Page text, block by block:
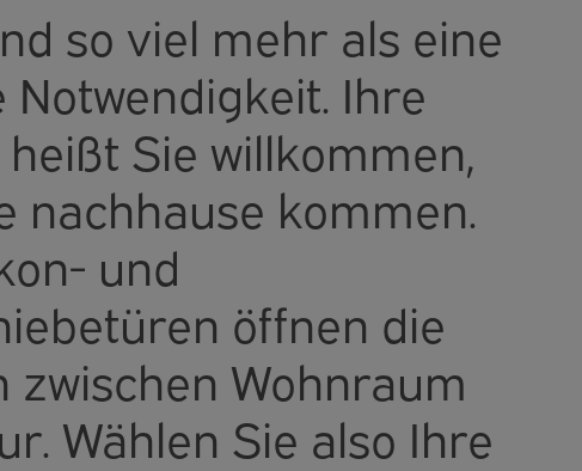
so viel mehr als eine
Notwendigkeit. Ihre
Sie willkommen,
nachhause kommen.
und
öffnen die
zwischen Wohnraum
Wählen Sie also Ihre